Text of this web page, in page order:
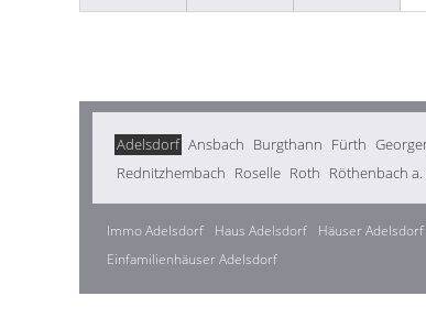
Adelsdorf Ansbach Burgthann Fürth
Rednitzhembach Roselle Roth Röthenbach
Immo Adelsdorf Haus Adelsdorf Häuser Adelsdorf
Einfamilienhäuser Adelsdorf